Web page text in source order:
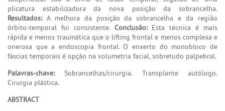
plicatura estabilizadora da nova posição da sobrancelha.
Resultados:A melhora da posição da sobrancelha e da região
órbito-temporal foi consistente. Conclusão:Esta técnica é mais
rápida e menos traumática que o lifting frontal e menos complexa e
onerosa que a endoscopia frontal. O enxerto do monobloco de
fáscias temporais é opção na volumetria facial, sobretudo palpebral.
Palavras-chave:Sobrancelhas/cirurgia. Transplante autólogo.
Cirurgia plástica.
ABSTRACT